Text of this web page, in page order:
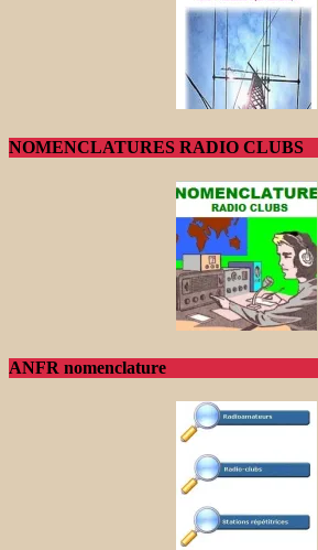
NOMENCLATURES RADIO CLUBS
ANFR nomenclature